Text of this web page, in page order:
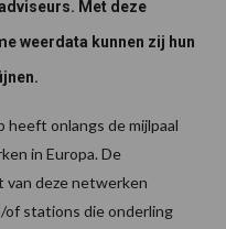
Met deze
weerdata kunnen zij hun
onlangs de mijlpaal
in Europa. De
van deze netwerken
of stations die onderling